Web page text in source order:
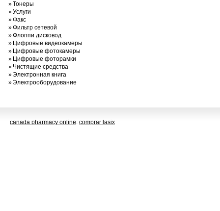
»Тонеры
»Услуги
»Факс
»Фильтр сетевой
»Флоппи дисковод
» Цифровые видеокамеры
» Цифровые фотокамеры
» Цифровые фоторамки
» Чистящие средства
»Электронная книга
»Электрооборудование
canada pharmacy online. comprar lasix